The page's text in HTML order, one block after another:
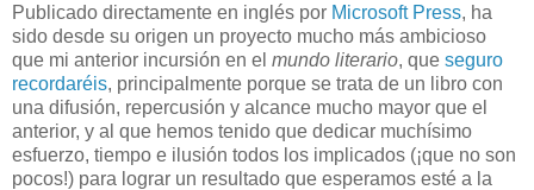
Publicado directamente en inglés por Microsoft Press, ha
sido desde su origen un proyecto mucho más ambicioso
que mi anterior incursión en el mundo literario, que seguro
recordaréis, principalmente porque se trata de un libro con
una difusión, repercusión y alcance mucho mayor que el
anterior, y al que hemos tenido que dedicar muchísimo
esfuerzo, tiempo e ilusión todos los implicados (¡que no son
pocos!) para lograr un resultado que esperamos esté a la